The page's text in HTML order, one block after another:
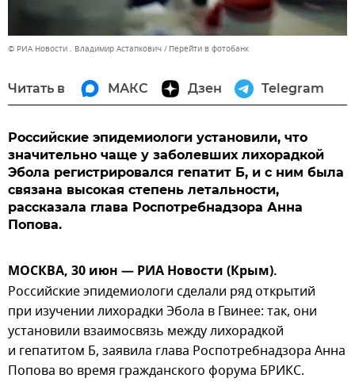
© РИА Новости . Владимир Астапкович Перейти в фотобанк
Читать в МАКС Дзен Telegram
Российские эпидемиологи установили, что
значительно чаще у заболевших лихорадкой
Эбола регистрировался гепатит Б, и с ним была
связана высокая степень летальности,
рассказала глава Роспотребнадзора Анна
Попова.
МОСКВА, 30 июн — РИА Новости (Крым).
Российские эпидемиологи сделали ряд открытий
при изучении лихорадки Эбола в Гвинее: так, они
установили взаимосвязь между лихорадкой
и гепатитом Б, заявила глава Роспотребнадзора Анна
Попова во время гражданского форума БРИКС.